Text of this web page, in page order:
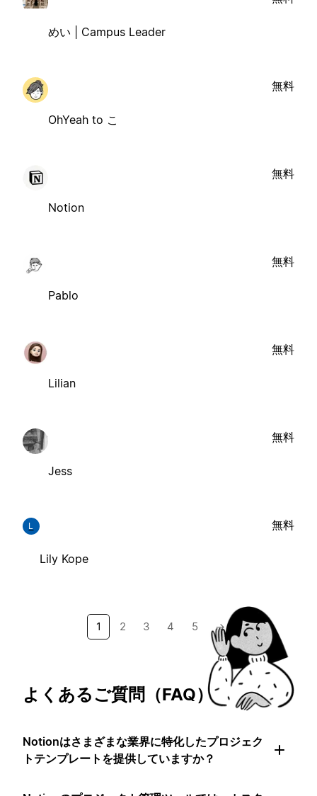
めい | Campus Leader
OhYeah to こ
無料
Notion
無料
Pablo
無料
Lilian
無料
Jess
無料
L
Lily Kope
無料
1 2 3 4 5 →
よくあるご質問（FAQ）
Notionはさまざまな業界に特化したプロジェク
トテンプレートを提供していますか？